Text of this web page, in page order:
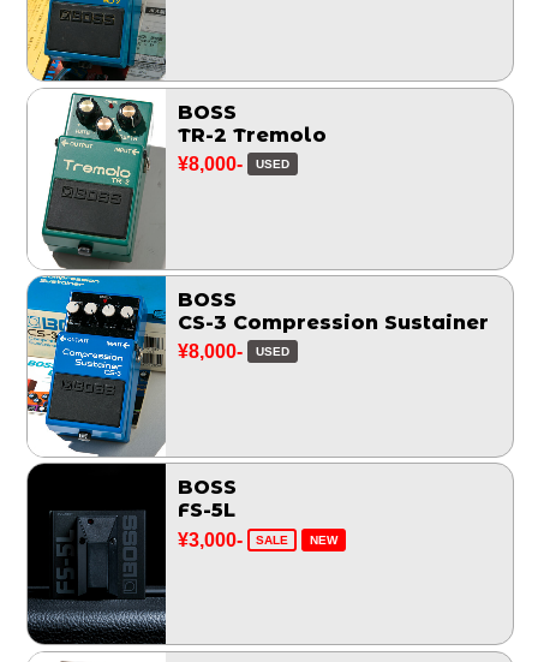
BOSS
TR-2 Tremolo
¥8,000- USED
BOSS
CS-3 Compression Sustainer
¥8,000- USED
BOSS
FS-5L
¥3,000- SALE NEW